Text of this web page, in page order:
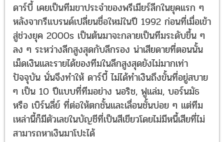
ดาร์บี้ เคยเป็นทีมขาประจำของพรีเมียร์ลีกในยุคแรก ๆ
หลังจากรีแบรนด์เปลี่ยนชื่อใหม่ในปี 1992 ก่อนที่เมื่อเข้า
สู่ช่วงยุค 2000s เป็นต้นมาจะกลายเป็นทีมระดับขึ้น ๆ
ลง ๆ ระหว่างลีกสูงสุดกับลีกรอง น่าเสียดายที่ตอนนั้น
เม็ดเงินและรายได้ของทีมในลีกสูงสุดยังไม่มากเท่า
ปัจจุบัน นั่นจึงทำให้ ดาร์บี้ ไม่ได้ทำเงินถึงขั้นที่อยู่สบาย
ๆ เป็น 10 ปีแบบที่ทีมอย่าง นอริช, ฟูแล่ม, บอร์นมัธ
หรือ เบิร์นลี่ย์ ที่ต่อให้ตกชั้นและเลื่อนชั้นบ่อย ๆ แต่ทีม
เหล่านี้ก็มีตัวเลขในบัญชีที่เป็นสีเขียวโดยไม่มีหนี้เสียที่ไม่
สามารถหาเงินมาโปะได้